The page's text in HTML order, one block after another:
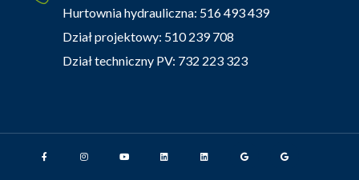
Hurtownia hydrauliczna: 516 493 439
Dział projektowy: 510 239 708
Dział techniczny PV: 732 223 323